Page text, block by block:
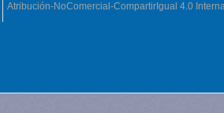
Atribución-NoComercial-CompartirIgual 4.0